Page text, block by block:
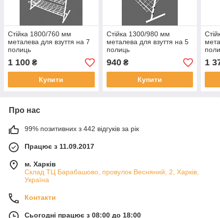
Стійка 1800/760 мм
металева для взуття на 7
полиць
1 100 ₴
Купити
Стійка 1300/980 мм
металева для взуття на 5
полиць
940₴
Купити
1
Про нас
99% позитивних з 442 відгуків за рік
Працює з 11.09.2017
м. Харків
Склад ТЦ Барабашово, провулок Весняний, 2, Харків,
Україна
Контакти
Сьогодні працює з 08:00 до 18:00